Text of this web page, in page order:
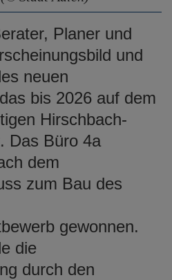
Planer und
und
neuen
bis 2026 auf dem
Hirschbach-
Das Büro 4a
dem
zum Bau des
gewonnen.
die
durch den